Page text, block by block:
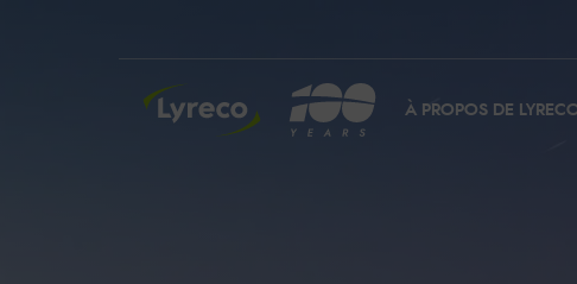
À PROPOS DE
INSIDE LYRECO